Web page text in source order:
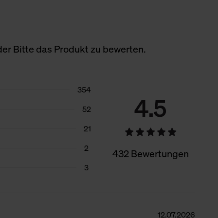
Bitte das Produkt zu bewerten.
4.5
432 Bewertungen
354
52
21
2
3
12.07.2026